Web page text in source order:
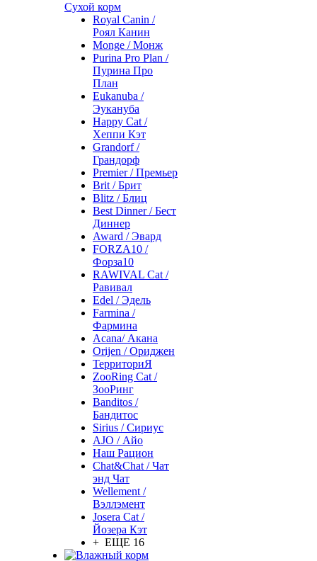
Сухой корм
Royal Canin /
Роял Канин
Monge / Монж
Purina Pro Plan /
Пурина Про
План
Eukanuba /
Эукануба
Happy Cat /
Хеппи Кэт
Grandorf /
Грандорф
Premier / Премьер
Brit / Брит
Blitz / Блиц
Best Dinner / Бест
Диннер
Award / Эвард
FORZA10 /
Форза10
RAWIVAL Cat /
Равивал
Edel / Эдель
Farmina /
Фармина
Acana/ Акана
Orijen / Ориджен
ТерриториЯ
ZooRing Cat /
ЗооРинг
Banditos /
Бандитос
Sirius / Сириус
AJO / Айо
Наш Рацион
Chat&Chat / Чат
энд Чат
Wellement /
Вэллэмент
Josera Cat /
Йозера Кэт
+ ЕЩЕ 16